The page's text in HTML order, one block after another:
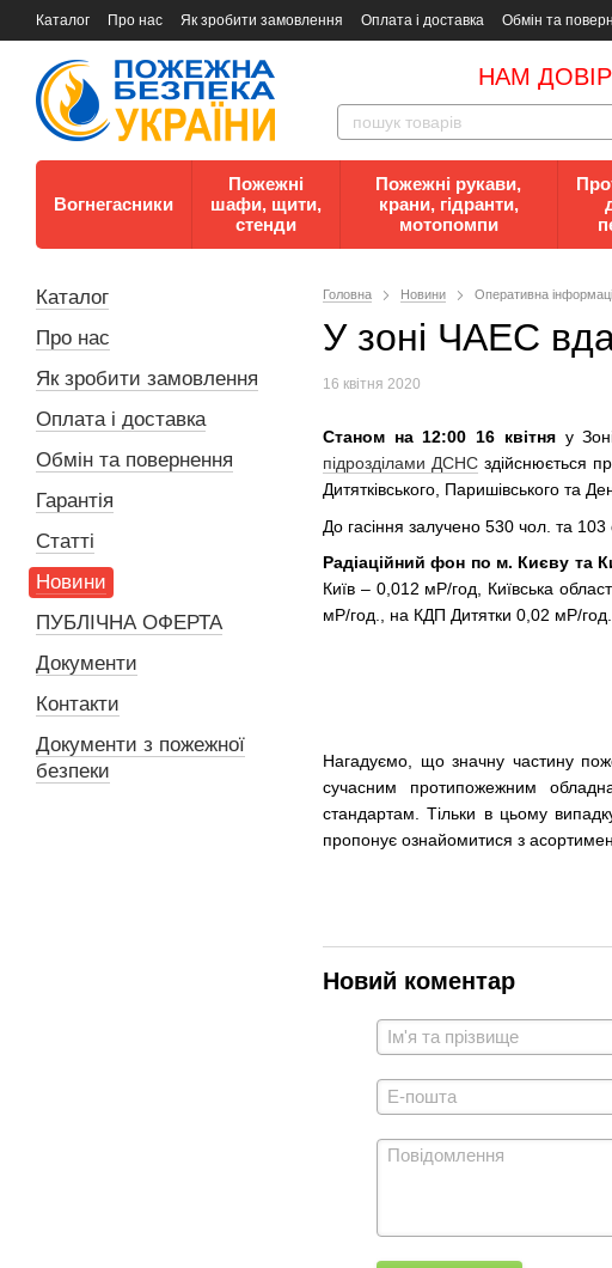
Каталог Про нас Як зробити замовлення Оплата і доставка Обмін та
Документи
Контакти Документи з пожежної безпеки
НАМ
Вогнегасники
Пожежні
шафи, щити,
стенди
Пожежні рукави,
крани, гідранти,
мотопомпи
Головна Новини Оперативна
У зоні ЧАЕС
16 квітня 2020
Станом на 12:00 16 квітняу Зоні
підрозділами ДСНСздійснюється
Дитятківського, Паришівського та
До гасіння залучено 530 чол. та
Радіаційний фон по м. Києву та
Київ – 0,012 мР/год, Київська
мР/год., на КДП Дитятки 0,02 мР/
Нагадуємо, що значну частину
сучасним протипожежним
стандартам. Тільки в цьому
пропонує ознайомитися з
Новий коментар
Каталог
Про нас
Як зробити замовлення
Оплата і доставка
Обмін та повернення
Гарантія
Статті
Новини
ПУБЛІЧНА ОФЕРТА
Документи
Контакти
Документи з пожежної
безпеки